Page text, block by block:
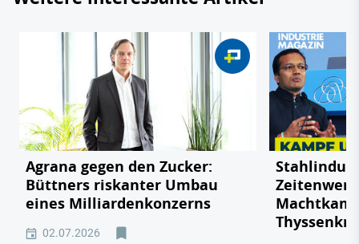
Agrana gegen den Zucker:
Büttners riskanter Umbau
eines Milliardenkonzerns
02.07.2026